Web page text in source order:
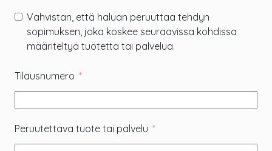
Vahvistan, että haluan peruuttaa tehdyn
sopimuksen, joka koskee seuraavissa kohdissa
määriteltyä tuotetta tai palvelua.
Tilausnumero
Peruutettava tuote tai palvelu